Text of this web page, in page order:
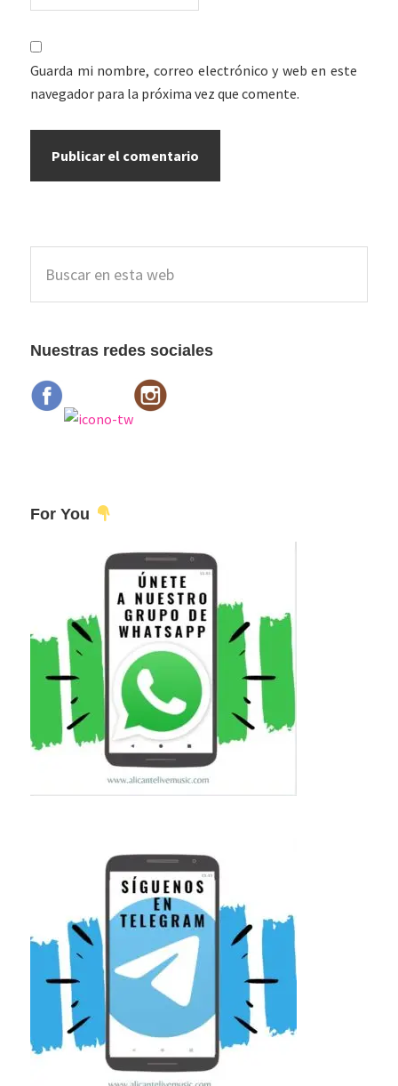
Guarda mi nombre, correo electrónico y web en este
navegador para la próxima vez que comente.
Barra
lateral
esta
Nuestras redes sociales
For You